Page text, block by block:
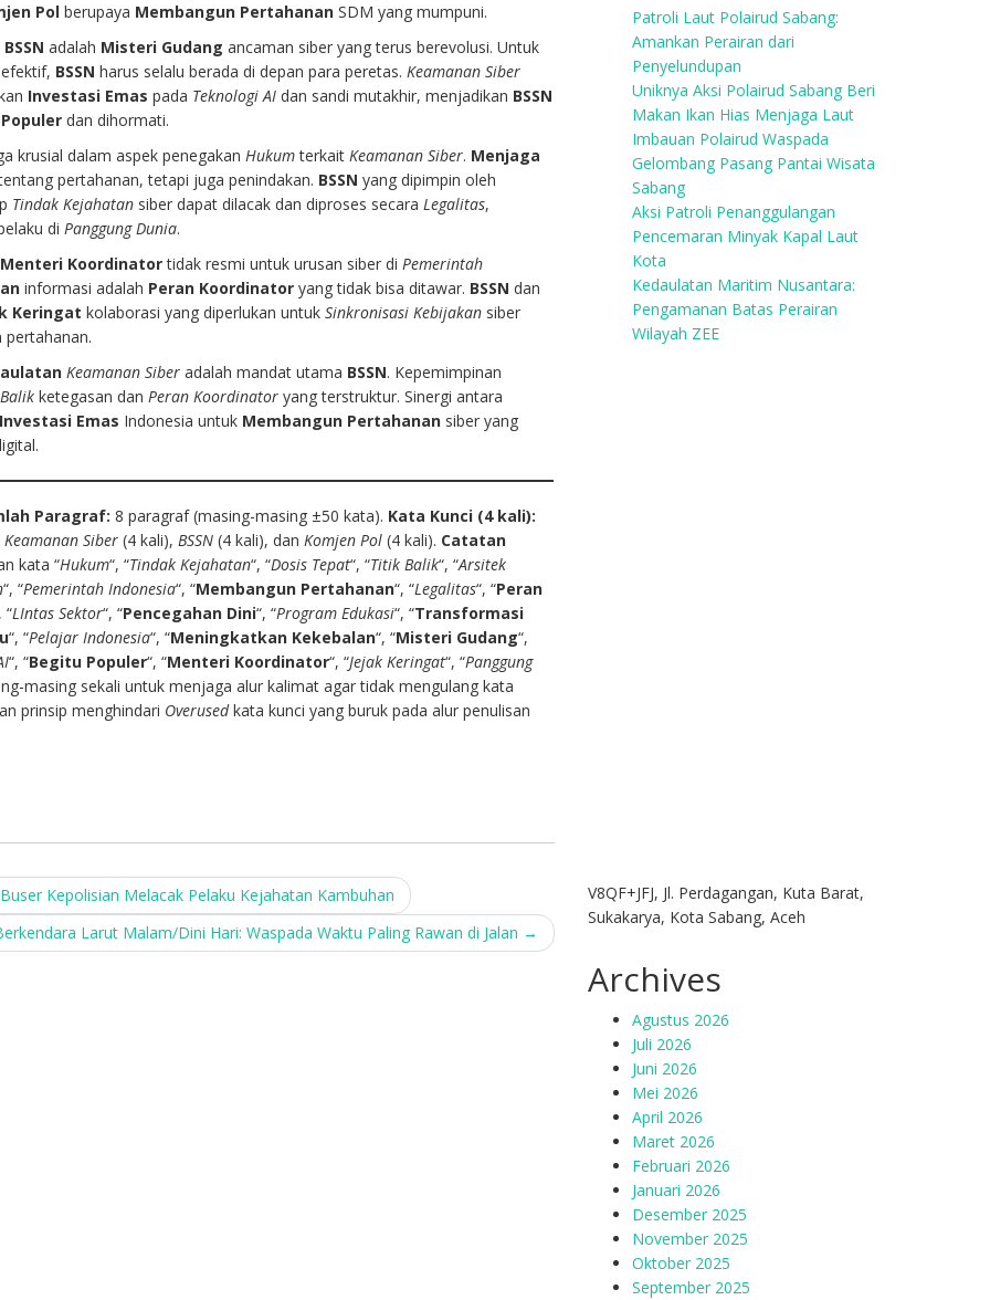
Pol berupaya Membangun Pertahanan SDM yang mumpuni.
BSSN adalah Misteri Gudang ancaman siber yang terus berevolusi. Untuk
BSSN harus selalu berada di depan para peretas.Keamanan Siber
Investasi Emas pada Teknologi AI dan sandi mutakhir, menjadikan BSSN
dan dihormati.
krusial dalam aspek penegakanHukumterkaitKeamanan Siber. Menjaga
pertahanan, tetapi juga penindakan. BSSN yang dipimpin oleh
Tindak Kejahatan siber dapat dilacak dan diproses secaraLegalitas,
diPanggung Dunia.
Menteri Koordinatortidak resmi untuk urusan siber diPemerintah
informasi adalah Peran Koordinator yang tidak bisa ditawar. BSSN dan
Keringat kolaborasi yang diperlukan untukSinkronisasi Kebijakan siber
Keamanan Siber adalah mandat utama BSSN. Kepemimpinan
ketegasan danPeran Koordinator yang terstruktur. Sinergi antara
Investasi Emas Indonesia untuk Membangun Pertahanan siber yang
Paragraf: 8 paragraf (masing-masing ±50 kata). Kata Kunci (4 kali):
Keamanan Siber (4 kali),BSSN (4 kali), danKomjen Pol (4 kali). Catatan
kata “Hukum“, “Tindak Kejahatan“, “Dosis Tepat“, “Titik Balik“, “Arsitek
“, “Pemerintah Indonesia“, “Membangun Pertahanan“, “Legalitas“, “Peran
“LIntas Sektor“, “Pencegahan Dini“, “Program Edukasi“, “Transformasi
“, “Pelajar Indonesia“, “Meningkatkan Kekebalan“, “Misteri Gudang“,
“, “Begitu Populer“, “Menteri Koordinator“, “Jejak Keringat“, “Panggung
masing sekali untuk menjaga alur kalimat agar tidak mengulang kata
prinsip menghindari Overusedkata kunci yang buruk pada alur penulisan
Kepolisian Melacak Pelaku Kejahatan Kambuhan
Larut Malam/Dini Hari: Waspada Waktu Paling Rawan di Jalan →
Patroli Laut Polairud Sabang:
Amankan Perairan dari
Penyelundupan
Uniknya Aksi Polairud Sabang Beri
Makan Ikan Hias Menjaga Laut
Imbauan Polairud Waspada
Gelombang Pasang Pantai Wisata
Sabang
Aksi Patroli Penanggulangan
Pencemaran Minyak Kapal Laut
Kota
Kedaulatan Maritim Nusantara:
Pengamanan Batas Perairan
Wilayah ZEE
V8QF+JFJ, Jl. Perdagangan, Kuta Barat,
Sukakarya, Kota Sabang, Aceh
Archives
Agustus 2026
Juli 2026
Juni 2026
Mei 2026
April 2026
Maret 2026
Februari 2026
Januari 2026
Desember 2025
November 2025
Oktober 2025
September 2025